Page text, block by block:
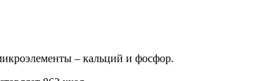
– кальций и фосфор.